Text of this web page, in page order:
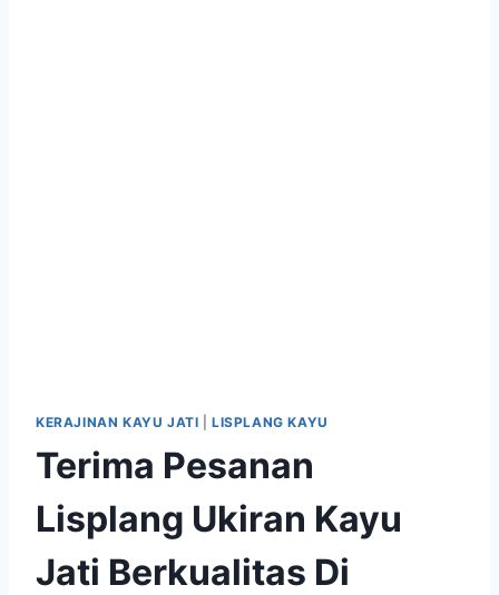
KERAJINAN KAYU JATI |LISPLANG KAYU
Terima Pesanan
Lisplang Ukiran Kayu
Jati Berkualitas Di